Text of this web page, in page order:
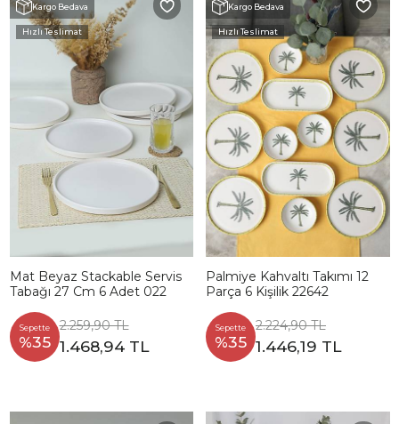
Kargo Bedava
Hızlı Teslimat
Mat Beyaz Stackable Servis
Tabağı 27 Cm 6 Adet 022
Sepette
%35
2.259,90 TL
1.468,94 TL
Kargo Bedava
Hızlı Teslimat
Palmiye Kahvaltı Takımı 12
Parça 6 Kişilik 22642
Sepette
%35
2.224,90 TL
1.446,19 TL